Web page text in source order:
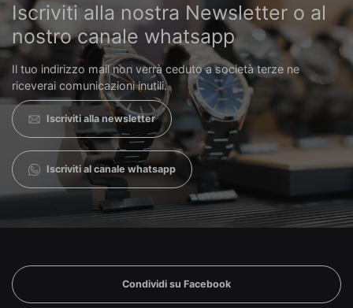
Iscriviti alla nostra Newsletter o al
nostro canale whatsapp
Il tuo indirizzo mail non verrà ceduto a società terze ne
riceverai comunicazioni inutili.
Iscriviti alla newsletter
Iscriviti al canale whatsapp
Condividi su Facebook